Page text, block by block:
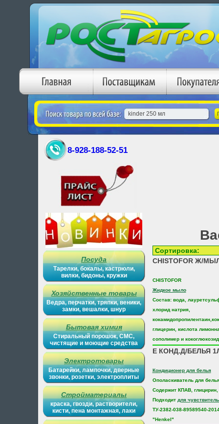
8-928-188-52-51
Посуда
Тарелки, бокалы, кастрюли,
вилки, бидоны, кружки
Хозяйственные товары
Ведра, перчатки, тряпки, веники,
замки, вешалки, шнур
Бытовая химия
Стиральный порошок, СМС,
чистящие и моющие средства
Электротовары
Батарейки, лампочки, дверные
звонки, розетки, электроплиты
Стройматериалы
краска, гвозди, растворители,
кисти, пена монтажная, лаки
CHISTOFOR Ж/
CHISTOFOR
Жидкое мыло
Состав: вода,
хлорид натрия,
глицерин, кислота
сополимер и кокоглюкозид
E КОНД.Д/БЕЛЬЯ
Кондиционер для белья
Ополаскиватель для
Содержит КПАВ, глицирин,
Подходит для
ТУ-2382-038-89589540-
"Henkel"